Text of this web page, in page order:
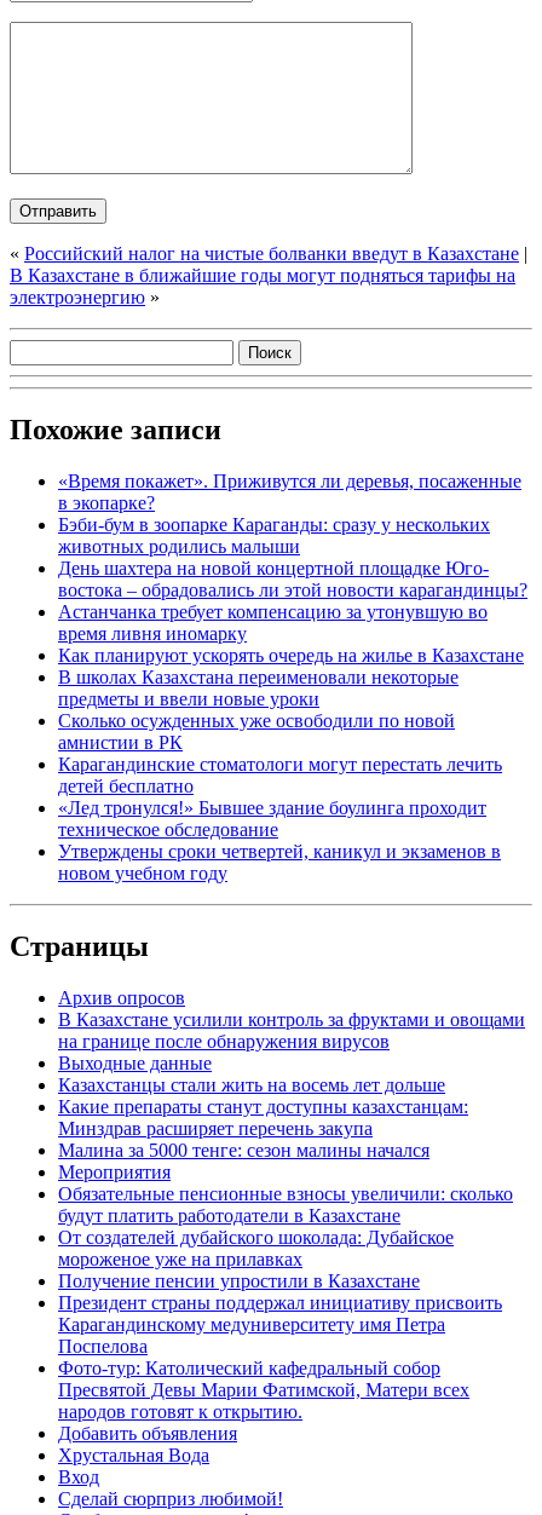
« Российский налог на чистые болванки введут в Казахстане |
В Казахстане в ближайшие годы могут подняться тарифы на
электроэнергию »
Похожие записи
«Время покажет». Приживутся ли деревья, посаженные
в экопарке?
Бэби-бум в зоопарке Караганды: сразу у нескольких
животных родились малыши
День шахтера на новой концертной площадке Юго-
востока – обрадовались ли этой новости карагандинцы?
Астанчанка требует компенсацию за утонувшую во
время ливня иномарку
Как планируют ускорять очередь на жилье в Казахстане
В школах Казахстана переименовали некоторые
предметы и ввели новые уроки
Сколько осужденных уже освободили по новой
амнистии в РК
Карагандинские стоматологи могут перестать лечить
детей бесплатно
«Лед тронулся!» Бывшее здание боулинга проходит
техническое обследование
Утверждены сроки четвертей, каникул и экзаменов в
новом учебном году
Страницы
Архив опросов
В Казахстане усилили контроль за фруктами и овощами
на границе после обнаружения вирусов
Выходные данные
Казахстанцы стали жить на восемь лет дольше
Какие препараты станут доступны казахстанцам:
Минздрав расширяет перечень закупа
Малина за 5000 тенге: сезон малины начался
Мероприятия
Обязательные пенсионные взносы увеличили: сколько
будут платить работодатели в Казахстане
От создателей дубайского шоколада: Дубайское
мороженое уже на прилавках
Получение пенсии упростили в Казахстане
Президент страны поддержал инициативу присвоить
Карагандинскому медуниверситету имя Петра
Поспелова
Фото-тур: Католический кафедральный собор
Пресвятой Девы Марии Фатимской, Матери всех
народов готовят к открытию.
Добавить объявления
Хрустальная Вода
Вход
Сделай сюрприз любимой!